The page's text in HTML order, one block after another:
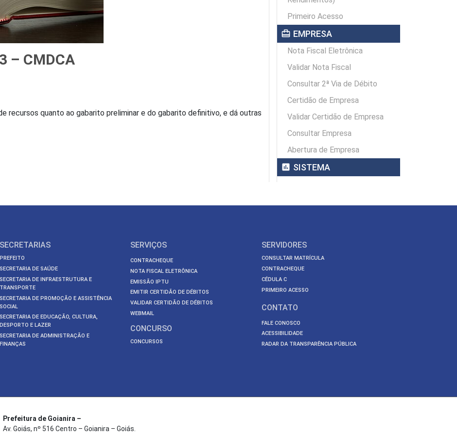
– CMDCA
recursos quanto ao gabarito preliminar e do gabarito definitivo, e dá outras
Primeiro Acesso
card_travel EMPRESA
Nota Fiscal Eletrônica
Validar Nota Fiscal
Consultar 2ª Via de Débito
Certidão de Empresa
Validar Certidão de Empresa
Consultar Empresa
Abertura de Empresa
assessment SISTEMA
SECRETARIAS
PREFEITO
SECRETARIA DE SAÚDE
SECRETARIA DE INFRAESTRUTURA E
TRANSPORTE
SECRETARIA DE PROMOÇÃO E ASSISTÊNCIA
SOCIAL
SECRETARIA DE EDUCAÇÃO, CULTURA,
DESPORTO E LAZER
SECRETARIA DE ADMINISTRAÇÃO E
FINANÇAS
SERVIÇOS
CONTRACHEQUE
NOTA FISCAL ELETRÔNICA
EMISSÃO IPTU
EMITIR CERTIDÃO DE DÉBITOS
VALIDAR CERTIDÃO DE DÉBITOS
WEBMAIL
CONCURSO
CONCURSOS
SERVIDORES
CONSULTAR MATRÍCULA
CONTRACHEQUE
CÉDULA C
PRIMEIRO ACESSO
CONTATO
FALE CONOSCO
ACESSIBILIDADE
RADAR DA TRANSPARÊNCIA PÚBLICA
Prefeitura de Goianira –
Av. Goiás, nº 516 Centro – Goianira – Goiás.